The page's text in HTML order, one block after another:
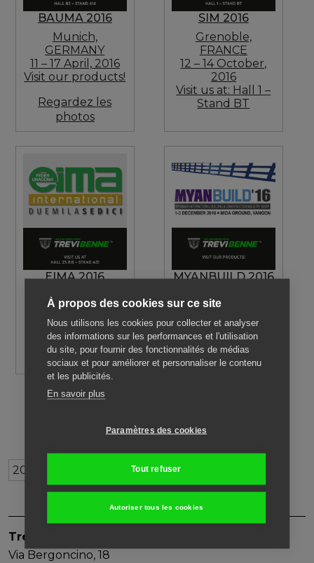
BAUMA 2016
Munich,
GERMANY
11 – 17 April, 2016
Visit our products!
Regardez les
photos
SIM 2016
Grenoble,
FRANCE
12 – 14 October,
2016
Visit us at: Hall 1 –
Stand BT
EIMA 2016
Bologna, ITALY
9 – 13 November,
2016
Visit us at: Hall 25
bis – Stand A31
MYANBUILD 2016
Yangon,
MYANMAR
1 – 3 December,
2016
Visit our products!
2011
Trevi Benne S.p.A.
Via Bergoncino, 18
À propos des cookies sur ce site
Nous utilisons les cookies pour collecter et analyser
des informations sur les performances et l'utilisation
du site, pour fournir des fonctionnalités de médias
sociaux et pour améliorer et personnaliser le contenu
et les publicités.
En savoir plus
Paramètres des cookies
Tout refuser
Autoriser tous les cookies